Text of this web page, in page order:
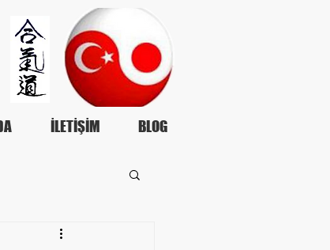
İLETİŞİM BLOG